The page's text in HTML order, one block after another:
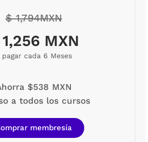
$ 1,794MXN
MXN
pagar cada 6 Meses
$538 MXN
a todos los cursos
membresía